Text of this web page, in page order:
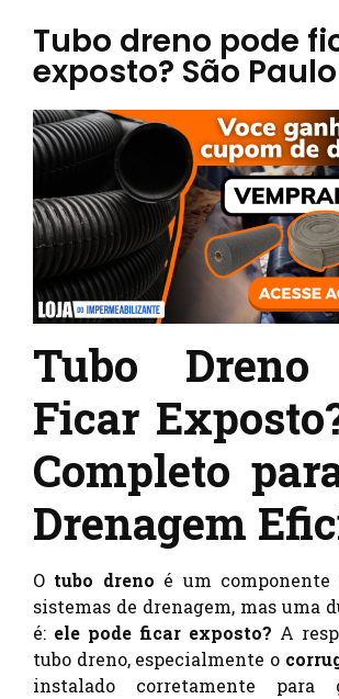
Tubo dreno pode
exposto? São Paulo
Tubo Dreno
Ficar
Completo
Drenagem
O tubo dreno é um componente
sistemas de drenagem, mas uma
é: ele pode ficar exposto? A
tubo dreno, especialmente o
instalado corretamente para